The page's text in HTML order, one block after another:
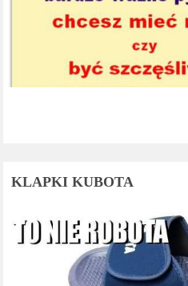
KLAPKI KUBOTA